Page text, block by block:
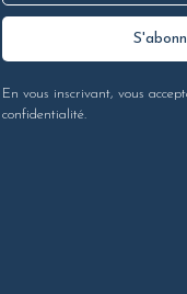
En vous inscrivant, vous
confidentialité.